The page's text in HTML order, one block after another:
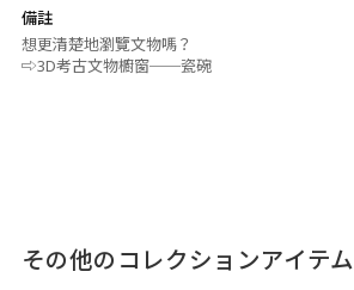
備註
想更清楚地瀏覽文物嗎？
⇨3D考古文物櫥窗──瓷碗
その他のコレクションアイテム